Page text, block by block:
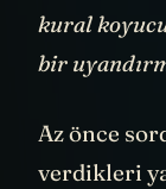
kural
bir
Az önce
verdikleri